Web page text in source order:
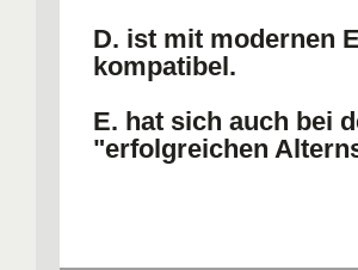
D. ist mit modernen
kompatibel.
E. hat sich auch bei
"erfolgreichen